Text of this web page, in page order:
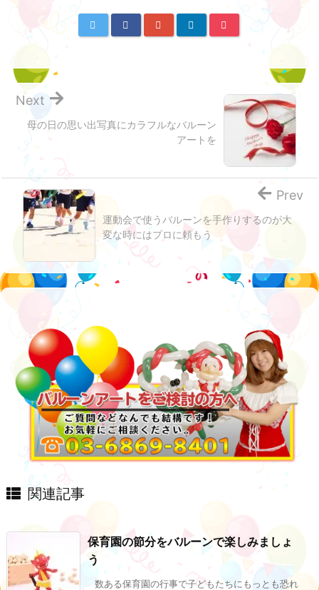
母の日の思い出写真にカラフルなバルーン
アートを
Next
運動会で使うバルーンを手作りするのが大
変な時にはプロに頼もう
Prev
関連記事
保育園の節分をバルーンで楽しみましょ
う
数ある保育園の行事で子どもたちにもっとも恐れ